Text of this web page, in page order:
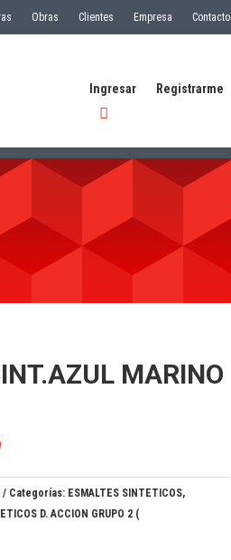
Obras Clientes Empresa Contacto
Ingresar Registrarme
MARINO
Categorías: ESMALTES SINTETICOS,
D. ACCION GRUPO 2 (